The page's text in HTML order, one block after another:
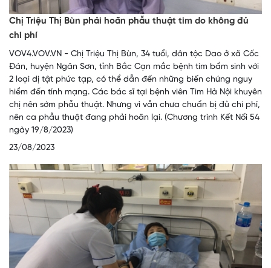
Chị Triệu Thị Bùn phải hoãn phẫu thuật tim do không đủ
chi phí
VOV4.VOV.VN - Chị Triệu Thị Bùn, 34 tuổi, dân tộc Dao ở xã Cốc
Đán, huyện Ngân Sơn, tỉnh Bắc Cạn mắc bệnh tim bẩm sinh với
2 loại dị tật phức tạp, có thể dẫn đến những biến chứng nguy
hiểm đến tính mạng. Các bác sĩ tại bệnh viên Tim Hà Nội khuyên
chị nên sớm phẫu thuật. Nhưng vì vẫn chưa chuẩn bị đủ chi phí,
nên ca phẫu thuật đang phải hoãn lại. (Chương trình Kết Nối 54
ngày 19/8/2023)
23/08/2023